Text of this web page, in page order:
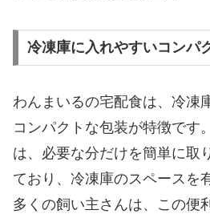
冷凍庫に入れやすいコンパ
わんまいるの宅配食は、冷凍
コンパクトな包装が特徴です
は、必要な分だけを簡単に取
ており、冷凍庫のスペースを
多くの飼い主さんは、この便